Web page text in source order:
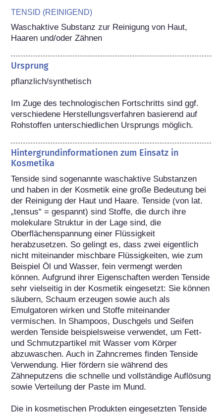
TENSID (REINIGEND)
Waschaktive Substanz zur Reinigung von Haut,
Haaren und/oder Zähnen
Ursprung
pflanzlich/synthetisch
Im Zuge des technologischen Fortschritts sind ggf.
verschiedene Herstellungsverfahren basierend auf
Rohstoffen unterschiedlichen Ursprungs möglich.
Hintergrundinformationen zum Einsatz in
Kosmetika
Tenside sind sogenannte waschaktive Substanzen
und haben in der Kosmetik eine große Bedeutung bei
der Reinigung der Haut und Haare. Tenside (von lat.
„tensus“ = gespannt) sind Stoffe, die durch ihre
molekulare Struktur in der Lage sind, die
Oberflächenspannung einer Flüssigkeit
herabzusetzen. So gelingt es, dass zwei eigentlich
nicht miteinander mischbare Flüssigkeiten, wie zum
Beispiel Öl und Wasser, fein vermengt werden
können. Aufgrund ihrer Eigenschaften werden Tenside
sehr vielseitig in der Kosmetik eingesetzt: Sie können
säubern, Schaum erzeugen sowie auch als
Emulgatoren wirken und Stoffe miteinander
vermischen. In Shampoos, Duschgels und Seifen
werden Tenside beispielsweise verwendet, um Fett-
und Schmutzpartikel mit Wasser vom Körper
abzuwaschen. Auch in Zahncremes finden Tenside
Verwendung. Hier fördern sie während des
Zähneputzens die schnelle und vollständige Auflösung
sowie Verteilung der Paste im Mund.
Die in kosmetischen Produkten eingesetzten Tenside